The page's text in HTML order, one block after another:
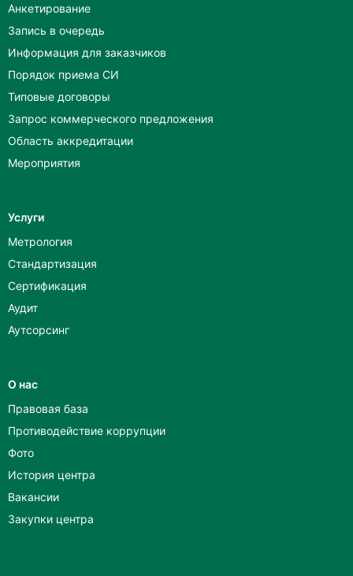
Анкетирование
Запись в очередь
Информация для заказчиков
Порядок приема СИ
Типовые договоры
Запрос коммерческого предложения
Область аккредитации
Мероприятия
Услуги
Метрология
Стандартизация
Сертификация
Аудит
Аутсорсинг
О нас
Правовая база
Противодействие коррупции
Фото
История центра
Вакансии
Закупки центра